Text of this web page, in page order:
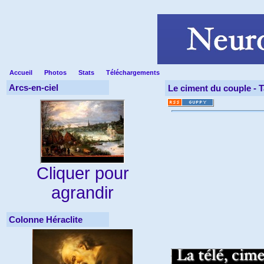
Accueil Photos Stats Téléchargements
Arcs-en-ciel
Cliquer pour
agrandir
Colonne Héraclite
Le ciment du couple -